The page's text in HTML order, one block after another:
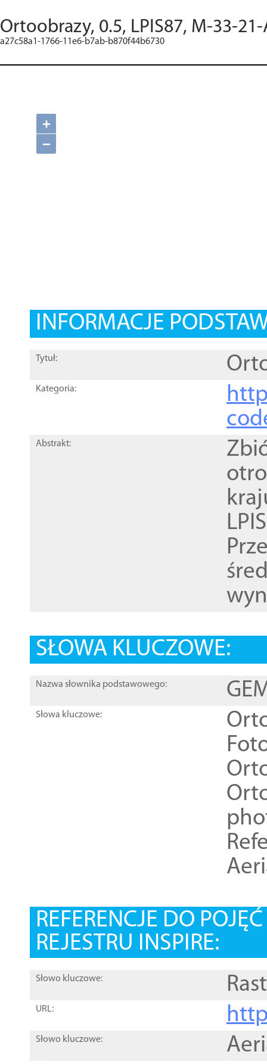
Ortoobrazy, 0.5, LPIS87, M-33-
a27c58a1-1766-11e6-b7ab-b870f44b6730
+
−
INFORMACJE
Tytuł:
Kategoria:
Abstrakt:
SŁOWA KLUCZOWE:
Nazwa słownika podstawowego:
Słowa kluczowe:
REFERENCJE DO
REJESTRU INSPIRE:
Słowo kluczowe:
URL:
Słowo kluczowe: